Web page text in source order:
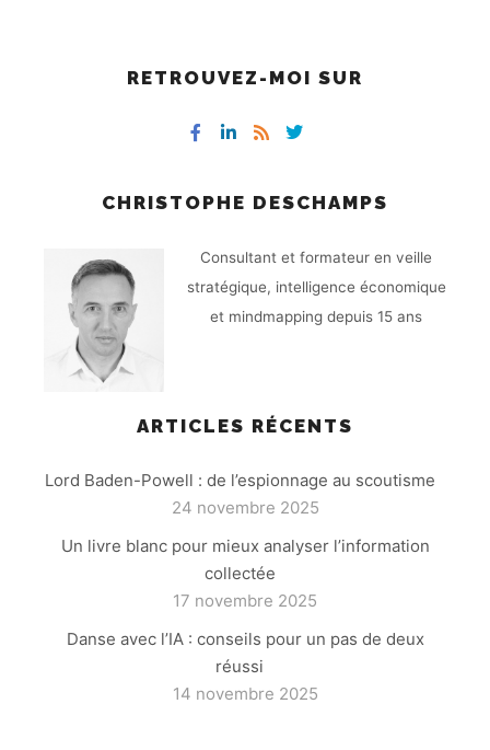
RETROUVEZ-MOI SUR
CHRISTOPHE DESCHAMPS
Consultant et formateur en veille
stratégique, intelligence économique
et mindmapping depuis 15 ans
ARTICLES RÉCENTS
Lord Baden-Powell : de l’espionnage au scoutisme
24 novembre 2025
Un livre blanc pour mieux analyser l’information
collectée
17 novembre 2025
Danse avec l’IA : conseils pour un pas de deux
réussi
14 novembre 2025